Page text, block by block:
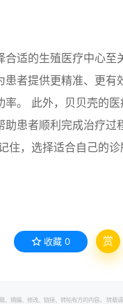
适的生殖医疗中心
者提供更精准、更
。 此外，贝贝壳的
患者顺利完成治疗
，选择适合自己的
收藏 0 赏
、摘编、修改、链接、转帖有方的内容。